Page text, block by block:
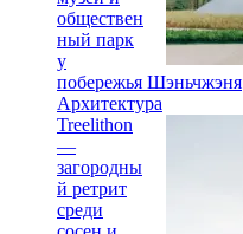
обществен
ный парк
у
побережья Шэньчжэня
Архитектура
Treelithon
—
загородны
й ретрит
среди